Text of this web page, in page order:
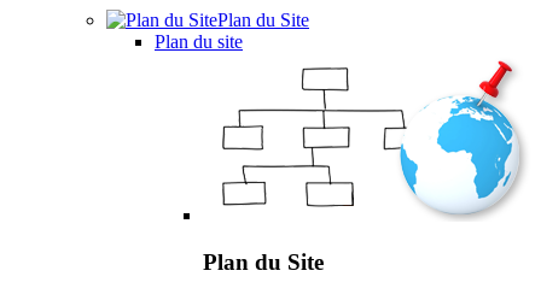
Plan du Site
Plan du site
Plan du Site